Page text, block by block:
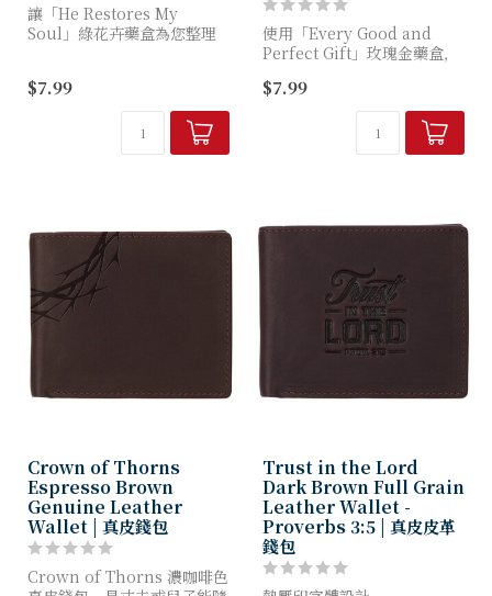
讓「He Restores My
Soul」綠花卉藥盒為您整理
的銘文將提醒您上帝賜予的復
$7.99
使用「Every Good and
Perfect Gift」玫瑰金藥盒，
及。這款優雅的藥盒不僅提供
時尚的用藥管理方式，更時刻
$7.99
Crown of Thorns
Espresso Brown
Genuine Leather
Wallet | 真皮錢包
Crown of Thorns 濃咖啡色
Trust in the Lord
Dark Brown Full Grain
Leather Wallet -
Proverbs 3:5 | 真皮皮革
錢包